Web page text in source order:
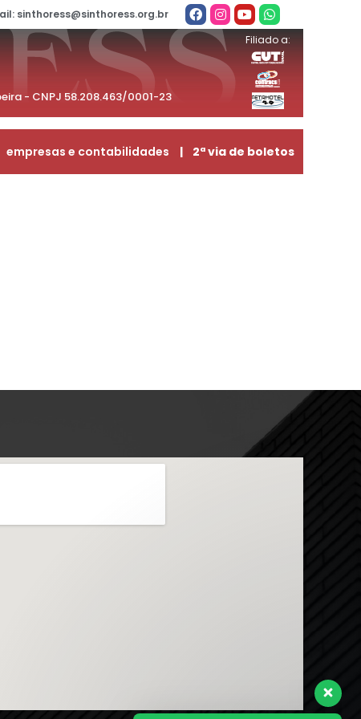
sinthoress@sinthoress.org.br
- CNPJ 58.208.463/0001-23
Filiado a:
empresas e contabilidades | 2ª via de boletos